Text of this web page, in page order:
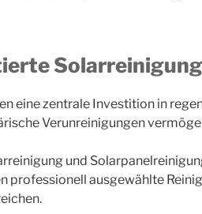
eine zentrale Investition in
Verunreinigungen
und
professionell ausgewählte